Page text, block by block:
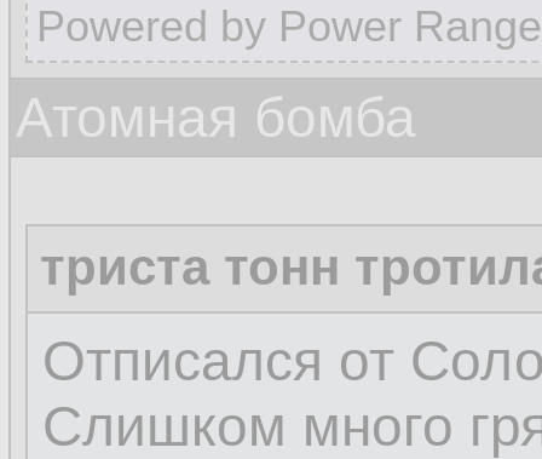
Powered by Power
Атомная бомба
триста тонн
Отписался от
Слишком много